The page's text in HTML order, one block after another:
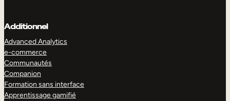
Additionnel
Advanced Analytics
e-commerce
Communautés
Companion
Formation sans interface
Apprentissage gamifié